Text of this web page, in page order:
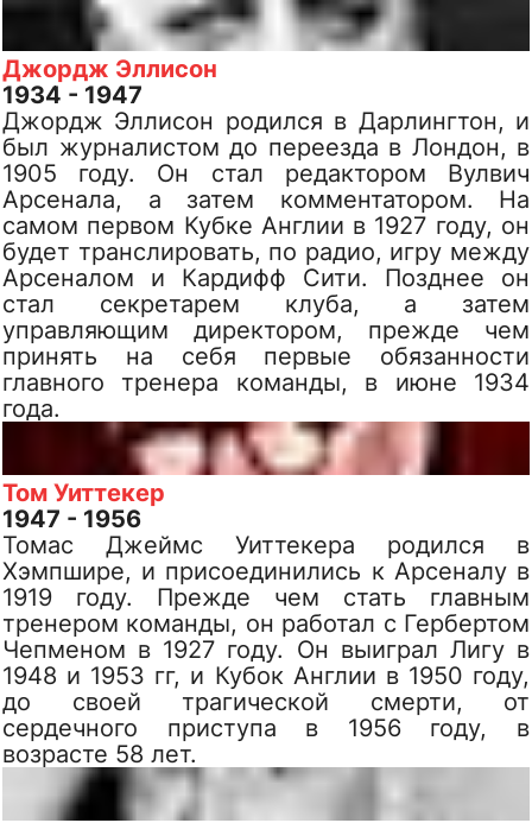
Джордж Эллисон
1934 - 1947
Джордж Эллисон родился в Дарлингтон, и
был журналистом до переезда в Лондон, в
1905 году. Он стал редактором Вулвич
Арсенала, а затем комментатором. На
самом первом Кубке Англии в 1927 году, он
будет транслировать, по радио, игру между
Арсеналом и Кардифф Сити. Позднее он
стал секретарем клуба, а затем
управляющим директором, прежде чем
принять на себя первые обязанности
главного тренера команды, в июне 1934
года.
Том Уиттекер
1947 - 1956
Томас Джеймс Уиттекера родился в
Хэмпшире, и присоединились к Арсеналу в
1919 году. Прежде чем стать главным
тренером команды, он работал с Гербертом
Чепменом в 1927 году. Он выиграл Лигу в
1948 и 1953 гг, и Кубок Англии в 1950 году,
до своей трагической смерти, от
сердечного приступа в 1956 году, в
возрасте 58 лет.